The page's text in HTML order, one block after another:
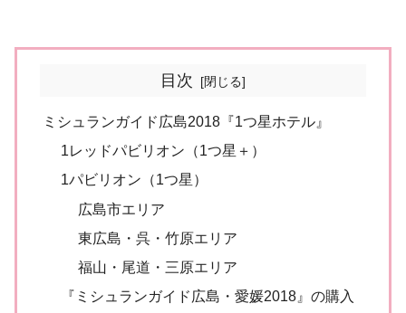
目次
ミシュランガイド広島2018『1つ星ホテル』
1レッドパビリオン（1つ星＋）
1パビリオン（1つ星）
広島市エリア
東広島・呉・竹原エリア
福山・尾道・三原エリア
『ミシュランガイド広島・愛媛2018』の購入